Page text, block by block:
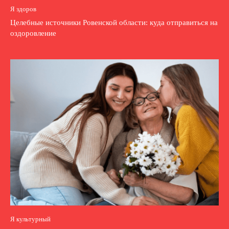
Я здоров
Целебные источники Ровенской области: куда отправиться на
оздоровление
Я культурный